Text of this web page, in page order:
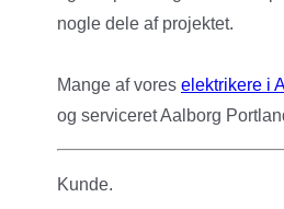
nogle dele af projektet.
Mange af vores elektrikere i
og serviceret Aalborg
Kunde.